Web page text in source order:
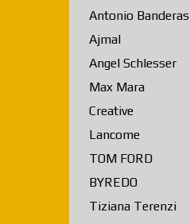
Antonio Banderas
Ajmal
Angel Schlesser
Max Mara
Creative
Lancome
TOM FORD
BYREDO
Tiziana Terenzi